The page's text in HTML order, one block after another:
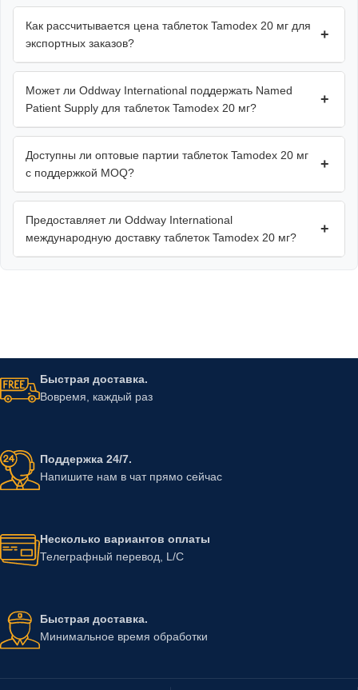
Как рассчитывается цена таблеток Tamodex 20 мг для
экспортных заказов?
+
Может ли Oddway International поддержать Named
Patient Supply для таблеток Tamodex 20 мг?
+
Доступны ли оптовые партии таблеток Tamodex 20 мг
с поддержкой MOQ?
+
Предоставляет ли Oddway International
международную доставку таблеток Tamodex 20 мг?
+
Быстрая доставка.
Вовремя, каждый раз
Поддержка 24/7.
Напишите нам в чат прямо сейчас
Несколько вариантов оплаты
Телеграфный перевод, L/C
Быстрая доставка.
Минимальное время обработки